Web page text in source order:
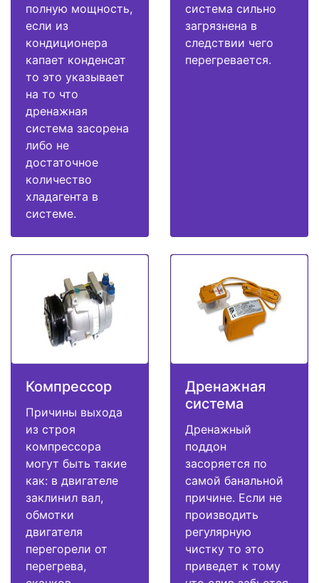
полную мощность,
если из
кондиционера
капает конденсат
то это указывает
на то что
дренажная
система засорена
либо не
достаточное
количество
хладагента в
системе.
система сильно
загрязнена в
следствии чего
перегревается.
Компрессор
Причины выхода
из строя
компрессора
могут быть такие
как: в двигателе
заклинил вал,
обмотки
двигателя
перегорели от
перегрева,
Дренажная
система
Дренажный
поддон
засоряется по
самой банальной
причине. Если не
производить
регулярную
чистку то это
приведет к тому